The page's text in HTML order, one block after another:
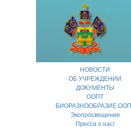
НОВОСТИ
ОБ УЧРЕЖДЕНИИ
ДОКУМЕНТЫ
ООПТ
БИОРАЗНООБРАЗИЕ
Экопросвещение
Пресса о нас!